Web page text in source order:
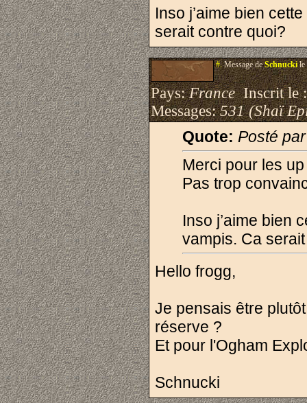
Inso j’aime bien
serait contre quoi?
#.Message deSchnuckile
Pays:FranceInscrit le
Messages:531 (Shaï
Quote: Posté
Merci pour les
Pas trop
Inso j’aime bien
vampis. Ca
Hello frogg,
Je pensais être
réserve ?
Et pour l'Ogham
Schnucki